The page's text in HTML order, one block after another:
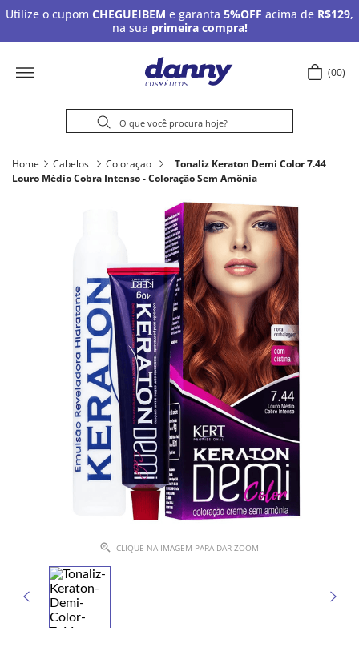
Utilize o cupom CHEGUEIBEM e garanta 5%OFF acima de R$129,
na sua primeira compra!
00
Home Cabelos Coloraçao
Tonaliz Keraton Demi Color 7.44
Louro Médio Cobra Intenso - Coloração Sem Amônia
CLIQUE NA IMAGEM PARA DAR ZOOM